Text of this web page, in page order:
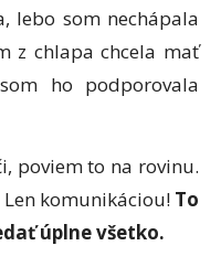
lebo som nechápala
z chlapa chcela mať
ho podporovala
poviem to na rovinu.
komunikáciou! To
úplne všetko.